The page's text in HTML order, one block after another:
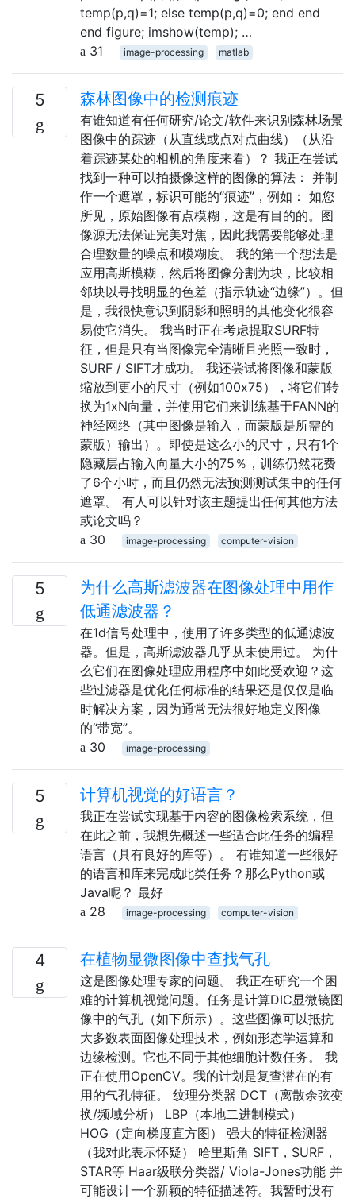
temp(p,q)=1; else temp(p,q)=0; end end
end figure; imshow(temp); …
31
image-processing matlab
5 森林图像中的检测痕迹
有谁知道有任何研究/论文/软件来识别森林场景
图像中的踪迹（从直线或点对点曲线）（从沿
着踪迹某处的相机的角度来看）？ 我正在尝试
找到一种可以拍摄像这样的图像的算法： 并制
作一个遮罩，标识可能的“痕迹”，例如： 如您
所见，原始图像有点模糊，这是有目的的。图
像源无法保证完美对焦，因此我需要能够处理
合理数量的噪点和模糊度。 我的第一个想法是
应用高斯模糊，然后将图像分割为块，比较相
邻块以寻找明显的色差（指示轨迹“边缘”）。但
是，我很快意识到阴影和照明的其他变化很容
易使它消失。 我当时正在考虑提取SURF特
征，但是只有当图像完全清晰且光照一致时，
SURF / SIFT才成功。 我还尝试将图像和蒙版
缩放到更小的尺寸（例如100x75），将它们转
换为1xN向量，并使用它们来训练基于FANN的
神经网络（其中图像是输入，而蒙版是所需的
蒙版）输出）。即使是这么小的尺寸，只有1个
隐藏层占输入向量大小的75％，训练仍然花费
了6个小时，而且仍然无法预测测试集中的任何
遮罩。 有人可以针对该主题提出任何其他方法
或论文吗？
30
image-processing computer-vision
5
为什么高斯滤波器在图像处理中用作
低通滤波器？
在1d信号处理中，使用了许多类型的低通滤波
器。但是，高斯滤波器几乎从未使用过。 为什
么它们在图像处理应用程序中如此受欢迎？这
些过滤器是优化任何标准的结果还是仅仅是临
时解决方案，因为通常无法很好地定义图像
的“带宽”。
30
image-processing
5 计算机视觉的好语言？
我正在尝试实现基于内容的图像检索系统，但
在此之前，我想先概述一些适合此任务的编程
语言（具有良好的库等）。 有谁知道一些很好
的语言和库来完成此类任务？那么Python或
Java呢？ 最好
28
image-processing computer-vision
4 在植物显微图像中查找气孔
这是图像处理专家的问题。 我正在研究一个困
难的计算机视觉问题。任务是计算DIC显微镜图
像中的气孔（如下所示）。这些图像可以抵抗
大多数表面图像处理技术，例如形态学运算和
边缘检测。它也不同于其他细胞计数任务。 我
正在使用OpenCV。我的计划是复查潜在的有
用的气孔特征。 纹理分类器 DCT（离散余弦变
换/频域分析） LBP（本地二进制模式）
HOG（定向梯度直方图） 强大的特征检测器
（我对此表示怀疑） 哈里斯角 SIFT，SURF，
STAR等 Haar级联分类器/ Viola-Jones功能 并
可能设计一个新颖的特征描述符。我暂时没有